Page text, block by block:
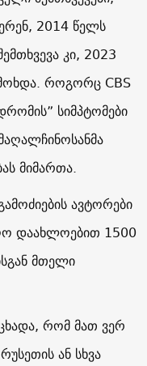
2014 წელს
კი, 2023
როგორც CBS
სიმპტომები
მიმართა.
ავტორები
დაახლოებით 1500
მთელი
რომ მათ ვერ
ან სხვა